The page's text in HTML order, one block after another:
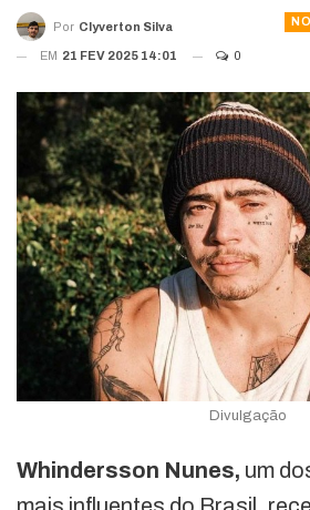
Por Clyverton Silva
EM 21 FEV 2025 14:01 0
Divulgação
Whindersson Nunes, um